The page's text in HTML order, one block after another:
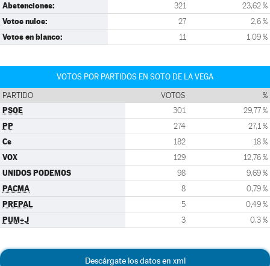
Abstenciones: 321 23,62 %
Votos nulos: 27 2,6 %
Votos en blanco: 11 1,09 %
VOTOS POR PARTIDOS EN SOTO DE LA VEGA
PARTIDO VOTOS %
PSOE 301 29,77 %
PP 274 27,1 %
Cs 182 18 %
VOX 129 12,76 %
UNIDOS PODEMOS 98 9,69 %
PACMA 8 0,79 %
PREPAL 5 0,49 %
PUM+J 3 0,3 %
Descárgate los datos en xml